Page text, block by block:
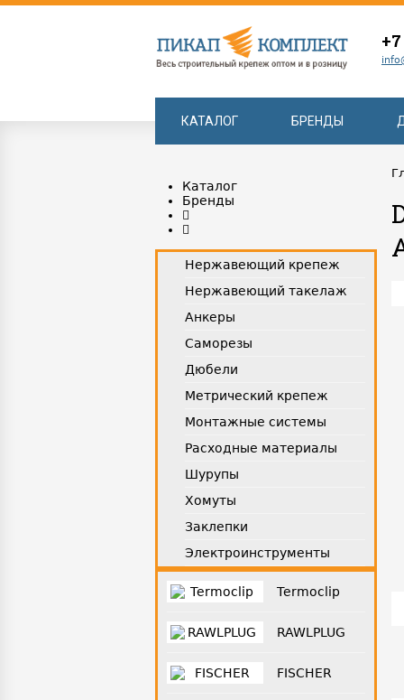
КАТАЛОГ БРЕНДЫ
Каталог
Бренды
Нержавеющий крепеж
Нержавеющий такелаж
Анкеры
Саморезы
Дюбели
Метрический крепеж
Монтажные системы
Расходные материалы
Шурупы
Хомуты
Заклепки
Электроинструменты
Termoclip
RAWLPLUG
FISCHER